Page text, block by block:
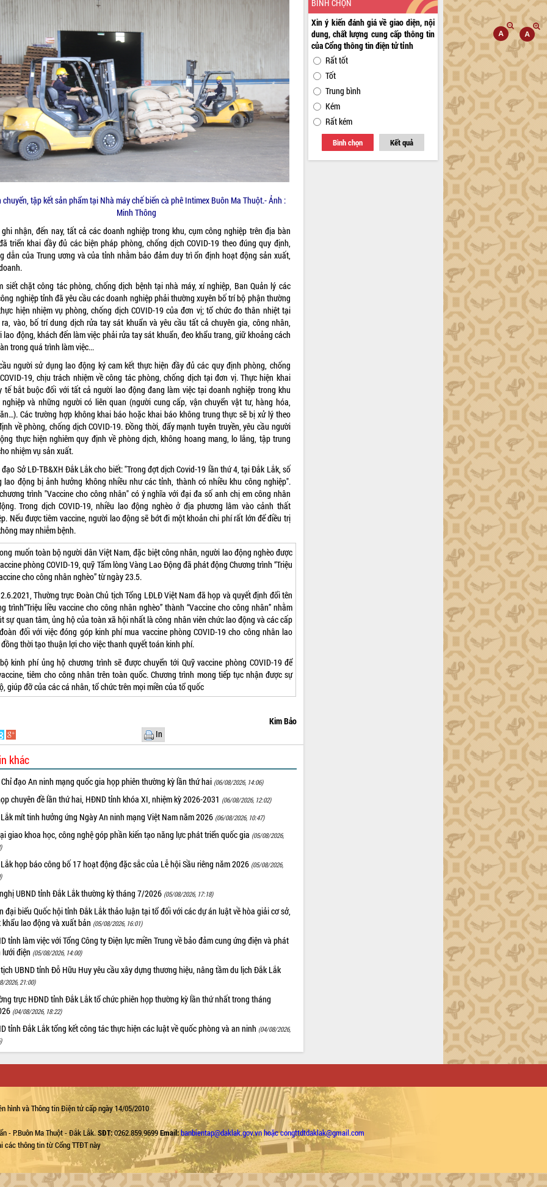
chuyển, tập kết sản phẩm tại Nhà máy chế biến cà phê Intimex Buôn Ma Thuột.- Ảnh :
Minh Thông
ghi nhận, đến nay, tất cả các doanh nghiệp trong khu, cụm công nghiệp trên địa bàn
triển khai đầy đủ các biện pháp phòng, chống dịch COVID-19 theo đúng quy định,
dẫn của Trung ương và của tỉnh nhằm bảo đảm duy trì ổn định hoạt động sản xuất,
siết chặt công tác phòng, chống dịch bệnh tại nhà máy, xí nghiệp, Ban Quản lý các
nghiệp tỉnh đã yêu cầu các doanh nghiệp phải thường xuyên bố trí bộ phận thường
hiện nhiệm vụ phòng, chống dịch COVID-19 của đơn vị; tổ chức đo thân nhiệt tại
vào, bố trí dung dịch rửa tay sát khuẩn và yêu cầu tất cả chuyên gia, công nhân,
lao động, khách đến làm việc phải rửa tay sát khuẩn, đeo khẩu trang, giữ khoảng cách
trong quá trình làm việc...
người sử dụng lao động ký cam kết thực hiện đầy đủ các quy định phòng, chống
19, chịu trách nhiệm về công tác phòng, chống dịch tại đơn vị. Thực hiện khai
tế bắt buộc đối với tất cả người lao động đang làm việc tại doanh nghiệp trong khu
nghiệp và những người có liên quan (người cung cấp, vận chuyển vật tư, hàng hóa,
Các trường hợp không khai báo hoặc khai báo không trung thực sẽ bị xử lý theo
về phòng, chống dịch COVID-19. Đồng thời, đẩy mạnh tuyên truyền, yêu cầu người
thực hiện nghiêm quy định về phòng dịch, không hoang mang, lo lắng, tập trung
nhiệm vụ sản xuất.
đạo Sở LĐ-TB&XH Đắk Lắk cho biết: "Trong đợt dịch Covid-19 lần thứ 4, tại Đắk Lắk, số
lao động bị ảnh hưởng không nhiều như các tỉnh, thành có nhiều khu công nghiệp".
trình "Vaccine cho công nhân" có ý nghĩa với đại đa số anh chị em công nhân
Trong dịch COVID-19, nhiều lao động nghèo ở địa phương lâm vào cảnh thất
Nếu được tiêm vaccine, người lao động sẽ bớt đi một khoản chi phí rất lớn để điều trị
may nhiễm bệnh.
muốn toàn bộ người dân Việt Nam, đặc biệt công nhân, người lao động nghèo được
phòng COVID-19, quỹ Tấm lòng Vàng Lao Động đã phát động Chương trình “Triệu
cho công nhân nghèo” từ ngày 23.5.
Thường trực Đoàn Chủ tịch Tổng LĐLĐ Việt Nam đã họp và quyết định đổi tên
trình“Triệu liều vaccine cho công nhân nghèo” thành “Vaccine cho công nhân” nhằm
sự quan tâm, ủng hộ của toàn xã hội nhất là công nhân viên chức lao động và các cấp
đối với việc đóng góp kinh phí mua vaccine phòng COVID-19 cho công nhân lao
thời tạo thuận lợi cho việc thanh quyết toán kinh phí.
kinh phí ủng hộ chương trình sẽ được chuyển tới Quỹ vaccine phòng COVID-19 để
tiêm cho công nhân trên toàn quốc. Chương trình mong tiếp tục nhận được sự
giúp đỡ của các cá nhân, tổ chức trên mọi miền của tổ quốc
Kim Bảo
In
khác
đạo An ninh mạng quốc gia họp phiên thường kỳ lần thứ hai (06/08/2026, 14:06)
chuyên đề lần thứ hai, HĐND tỉnh khóa XI, nhiệm kỳ 2026-2031 (06/08/2026, 12:02)
mít tinh hưởng ứng Ngày An ninh mạng Việt Nam năm 2026 (06/08/2026, 10:47)
giao khoa học, công nghệ góp phần kiến tạo năng lực phát triển quốc gia (05/08/2026,
họp báo công bố 17 hoạt động đặc sắc của Lễ hội Sầu riêng năm 2026 (05/08/2026,
UBND tỉnh Đắk Lắk thường kỳ tháng 7/2026 (05/08/2026, 17:18)
đại biểu Quốc hội tỉnh Đắk Lắk thảo luận tại tổ đối với các dự án luật về hòa giải cơ sở,
khẩu lao động và xuất bản (05/08/2026, 16:01)
tỉnh làm việc với Tổng Công ty Điện lực miền Trung về bảo đảm cung ứng điện và phát
lưới điện (05/08/2026, 14:00)
UBND tỉnh Đỗ Hữu Huy yêu cầu xây dựng thương hiệu, nâng tầm du lịch Đắk Lắk
2026, 21:00)
trực HĐND tỉnh Đắk Lắk tổ chức phiên họp thường kỳ lần thứ nhất trong tháng
(04/08/2026, 18:22)
tỉnh Đắk Lắk tổng kết công tác thực hiện các luật về quốc phòng và an ninh (04/08/2026,
BÌNH CHỌN
Xin ý kiến đánh giá về giao diện, nội
dung, chất lượng cung cấp thông tin
của Cổng thông tin điện tử tỉnh
Rất tốt
Tốt
Trung bình
Kém
Rất kém
Bình chọn Kết quả
hình và Thông tin Điện tử cấp ngày 14/05/2010
- P.Buôn Ma Thuột - Đắk Lắk.SĐT:0262.859.9699Email:banbientap@daklak.gov.vn hoặc congttdtdaklak@gmail.com
các thông tin từ Cổng TTĐT này